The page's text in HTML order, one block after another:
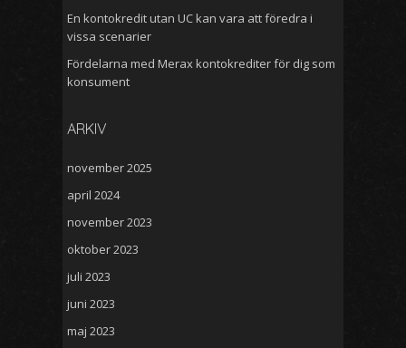
En kontokredit utan UC kan vara att föredra i
vissa scenarier
Fördelarna med Merax kontokrediter för dig som
konsument
ARKIV
november 2025
april 2024
november 2023
oktober 2023
juli 2023
juni 2023
maj 2023